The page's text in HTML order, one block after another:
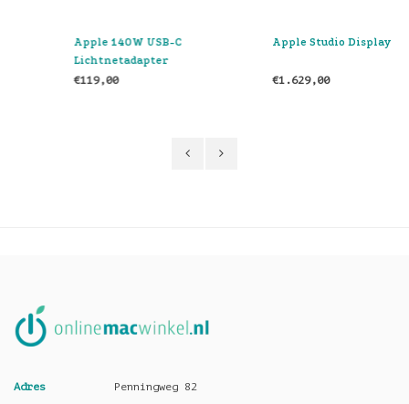
Apple 140W USB-C
Lichtnetadapter
Apple Studio Display
€1.629,00
Adres
Penningweg 82